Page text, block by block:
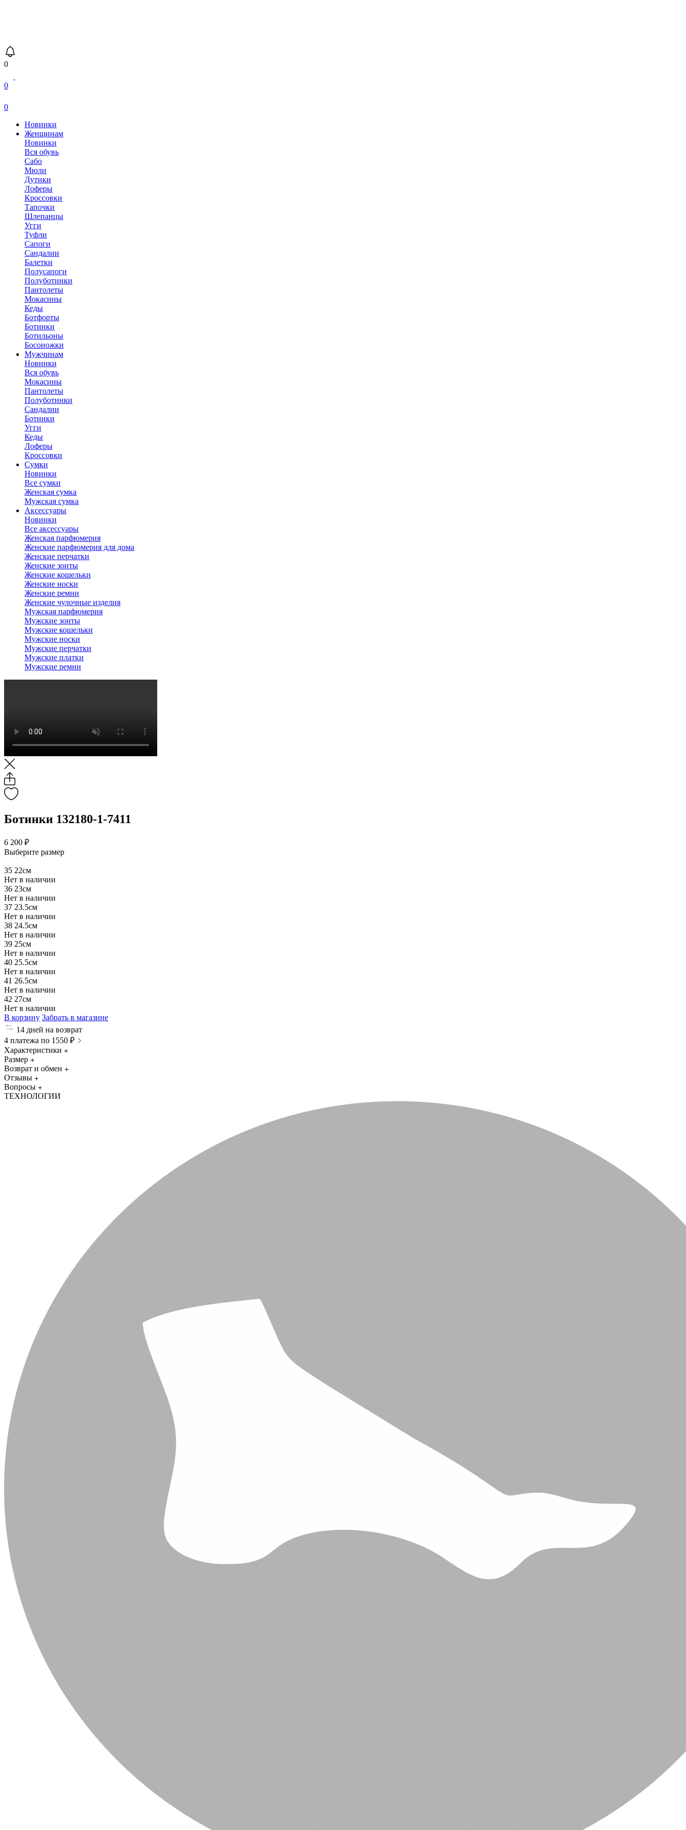
0
0
0
Новинки
Женщинам
Новинки
Вся обувь
Сабо
Мюли
Дутики
Лоферы
Кроссовки
Тапочки
Шлепанцы
Угги
Туфли
Сапоги
Сандалии
Балетки
Полусапоги
Полуботинки
Пантолеты
Мокасины
Кеды
Ботфорты
Ботинки
Ботильоны
Босоножки
Мужчинам
Новинки
Вся обувь
Мокасины
Пантолеты
Полуботинки
Сандалии
Ботинки
Угги
Кеды
Лоферы
Кроссовки
Сумки
Новинки
Все сумки
Женская сумка
Мужская сумка
Аксессуары
Новинки
Все аксессуары
Женская парфюмерия
Женские парфюмерия для дома
Женские перчатки
Женские зонты
Женские кошельки
Женские носки
Женские ремни
Женские чулочные изделия
Мужская парфюмерия
Мужские зонты
Мужские кошельки
Мужские носки
Мужские перчатки
Мужские платки
Мужские ремни
Ботинки 132180-1-7411
6 200 ₽
Выберите размер
35 22см
Нет в наличии
36 23см
Нет в наличии
37 23.5см
Нет в наличии
38 24.5см
Нет в наличии
39 25см
Нет в наличии
40 25.5см
Нет в наличии
41 26.5см
Нет в наличии
42 27см
Нет в наличии
В корзину Забрать в магазине
14 дней на возврат
4 платежа по 1550 ₽
Характеристики
Размер
Возврат и обмен
Отзывы
Вопросы
ТЕХНОЛОГИИ